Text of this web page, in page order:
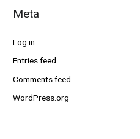
Meta
Log in
Entries feed
Comments feed
WordPress.org